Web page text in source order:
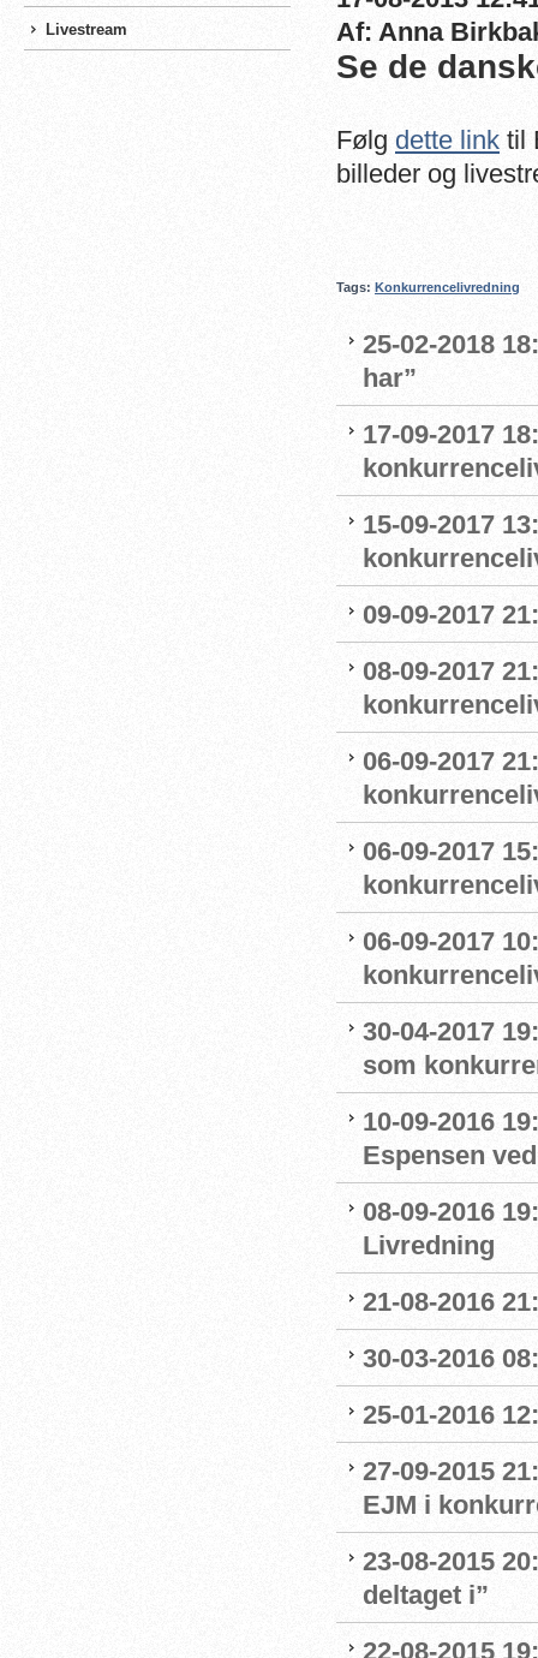
Livestream
Af: Anna
Se de
Følg dette link til
billeder og
Tags: Konkurrencelivredning
25-02-2018
har”
17-09-2017
15-09-2017
09-09-2017
08-09-2017
06-09-2017
06-09-2017
06-09-2017
30-04-2017
som
10-09-2016
Espensen
08-09-2016
Livredning
21-08-2016
30-03-2016
25-01-2016
27-09-2015
EJM i
23-08-2015
deltaget i”
22-08-2015